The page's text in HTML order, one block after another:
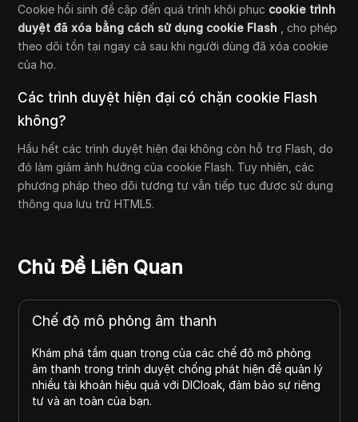
Cookie hồi sinh đề cập đến quá trình khôi phục cookie trình
duyệt đã xóa bằng cách sử dụng cookie Flash
, cho phép
theo dõi tồn tại ngay cả sau khi người dùng đã xóa cookie
của họ.
Các trình duyệt hiện đại có chặn cookie Flash
không?
Hầu hết các trình duyệt hiện đại không còn hỗ trợ Flash, do
đó làm giảm ảnh hưởng của cookie Flash. Tuy nhiên, các
phương pháp theo dõi tương tự vẫn tiếp tục được sử dụng
thông qua lưu trữ HTML5.
Chủ Đề Liên Quan
Chế độ mô phỏng âm thanh
Khám phá tầm quan trọng của các chế độ mô phỏng
âm thanh trong trình duyệt chống phát hiện để quản lý
nhiều tài khoản hiệu quả với DICloak, đảm bảo sự riêng
tư và an toàn của bạn.